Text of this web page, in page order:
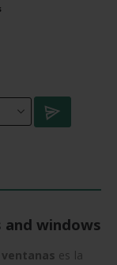
windows
es la